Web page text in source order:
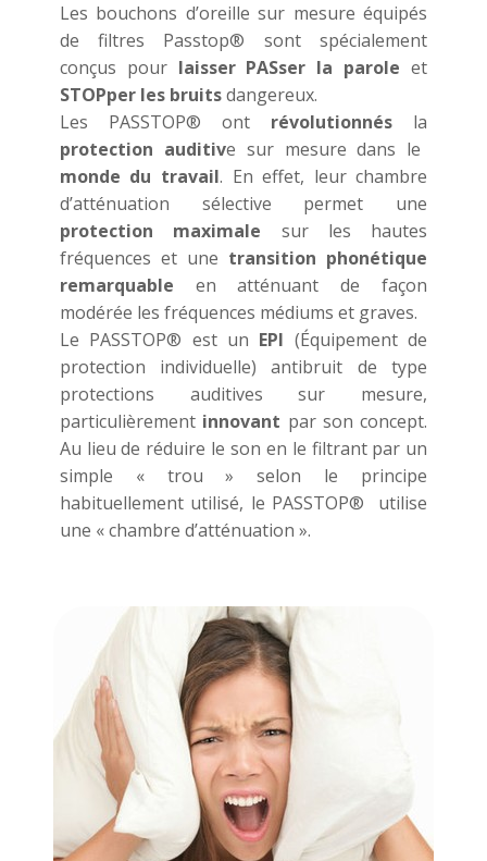
Les bouchons d’oreille sur mesure équipés
de filtres Passtop® sont spécialement
conçus pour laisser PASser la parole et
STOPper les bruitsdangereux.
Les PASSTOP® ont révolutionnés la
protection auditive sur mesure dans le
monde du travail. En effet, leur chambre
d’atténuation sélective permet une
protection maximale sur les hautes
fréquences et une transition phonétique
remarquable en atténuant de façon
modérée les fréquences médiums et graves.
Le PASSTOP® est un EPI (Équipement de
protection individuelle) antibruit de type
protections auditives sur mesure,
particulièrementinnovant par son concept.
Au lieu de réduire le son en le filtrant par un
simple « trou » selon le principe
habituellement utilisé, le PASSTOP® utilise
une « chambre d’atténuation ».